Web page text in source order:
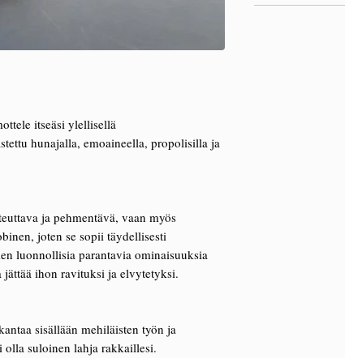
itseäsi ylellisellä
hunajalla, emoaineella, propolisilla ja
ja pehmentävä, vaan myös
joten se sopii täydellisesti
luonnollisia parantavia ominaisuuksia
jättää ihon ravituksi ja elvytetyksi.
sisällään mehiläisten työn ja
suloinen lahja rakkaillesi.